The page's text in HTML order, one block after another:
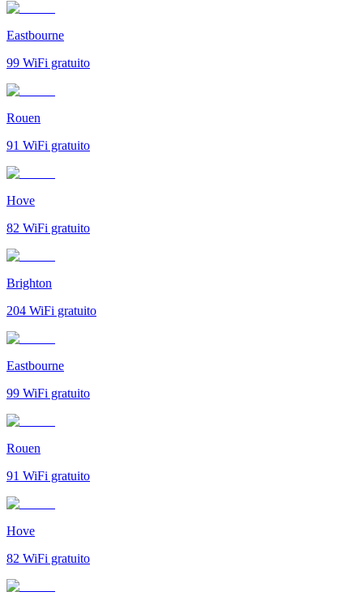
Eastbourne
99 WiFi gratuito
Rouen
91 WiFi gratuito
Hove
82 WiFi gratuito
Brighton
204 WiFi gratuito
Eastbourne
99 WiFi gratuito
Rouen
91 WiFi gratuito
Hove
82 WiFi gratuito